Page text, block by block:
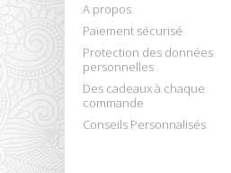
A propos
Paiement sécurisé
Protection des données
personnelles
Des cadeaux à chaque
commande
Conseils Personnalisés